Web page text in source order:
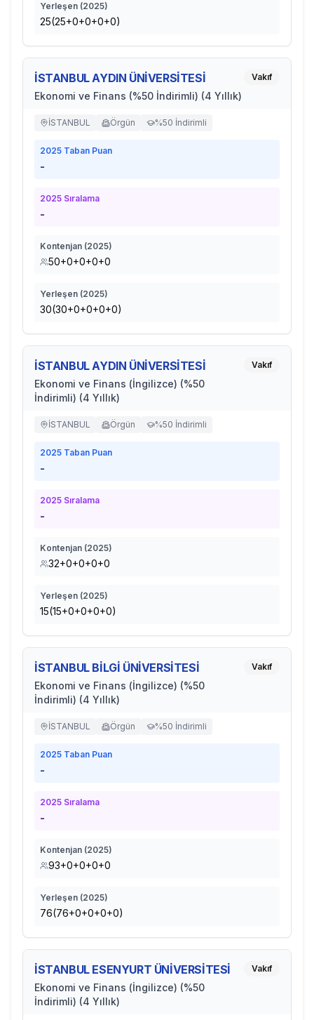
Yerleşen (2025)
25(25+0+0+0+0)
İSTANBUL AYDIN ÜNİVERSİTESİ
Ekonomi ve Finans (%50 İndirimli) (4 Yıllık)
Vakıf
İSTANBUL Örgün %50 İndirimli
2025 Taban Puan
-
2025 Sıralama
-
Kontenjan (2025)
50+0+0+0+0
Yerleşen (2025)
30(30+0+0+0+0)
İSTANBUL AYDIN ÜNİVERSİTESİ
Ekonomi ve Finans (İngilizce) (%50
İndirimli) (4 Yıllık)
Vakıf
İSTANBUL Örgün %50 İndirimli
2025 Taban Puan
-
2025 Sıralama
-
Kontenjan (2025)
32+0+0+0+0
Yerleşen (2025)
15(15+0+0+0+0)
İSTANBUL BİLGİ ÜNİVERSİTESİ
Ekonomi ve Finans (İngilizce) (%50
İndirimli) (4 Yıllık)
Vakıf
İSTANBUL Örgün %50 İndirimli
2025 Taban Puan
-
2025 Sıralama
-
Kontenjan (2025)
93+0+0+0+0
Yerleşen (2025)
76(76+0+0+0+0)
İSTANBUL ESENYURT ÜNİVERSİTESİ
Ekonomi ve Finans (İngilizce) (%50
İndirimli) (4 Yıllık)
Vakıf